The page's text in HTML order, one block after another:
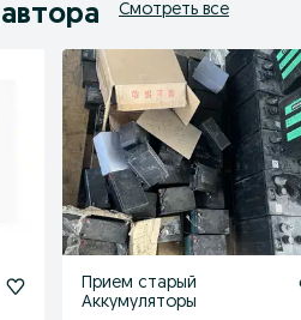
Смотреть все
Прием старый
Аккумуляторы